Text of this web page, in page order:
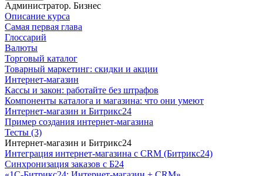
Администратор. Бизнес
Описание курса
Самая первая глава
Глоссарий
Валюты
Торговый каталог
Товарный маркетинг: скидки и акции
Интернет-магазин
Кассы и закон: работайте без штрафов
Компоненты каталога и магазина: что они умеют
Интернет-магазин и Битрикс24
Пример создания интернет-магазина
Тесты (3)
Интернет-магазин и Битрикс24
Интеграция интернет-магазина с CRM (Битрикс24)
Синхронизация заказов с Б24